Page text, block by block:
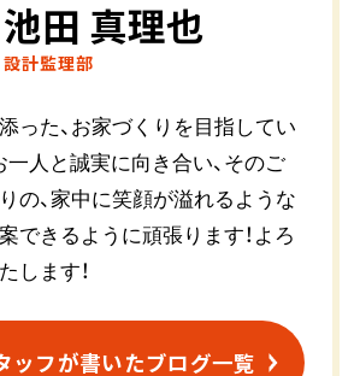
池田 真理也
設計監理部
った、お家づくりを目指してい
一人と誠実に向き合い、そのご
の、家中に笑顔が溢れるような
できるように頑張ります！よろ
します！
ッフが書いたブログ一覧